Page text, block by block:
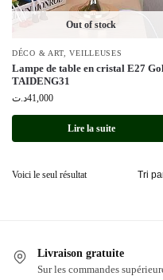
Out of stock
DÉCO & ART ,VEILLEUSES
Lampe de table en cristal E27
TAIDENG31
41,000د.ت
Lire la suite
Voici le seul résultat
Livraison gratuite
Sur les commandes